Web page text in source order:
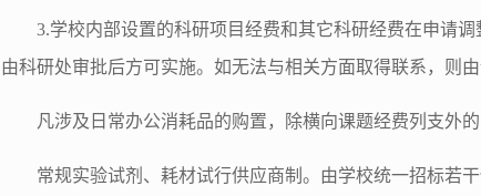
3.学校内部设置的科研项目经费和其它科研经费在申请
由科研处审批后方可实施。如无法与相关方面取得联系，则
凡涉及日常办公消耗品的购置，除横向课题经费列支外
常规实验试剂、耗材试行供应商制。由学校统一招标若